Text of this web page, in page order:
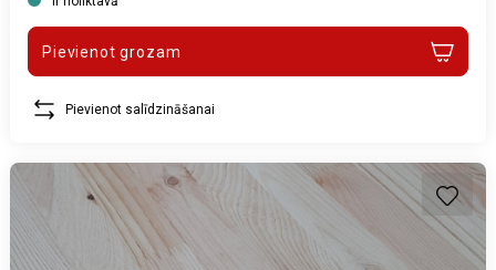
Pievienot grozam
Pievienot salīdzināšanai